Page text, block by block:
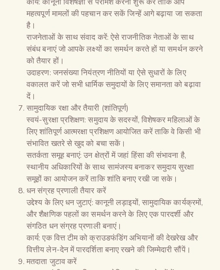
महत्वपूर्ण मामलों की पहचान कर सकें जिन्हें आगे बढ़ाया जा सकता
है।
राजनेताओं के साथ संवाद करें: ऐसे राजनीतिक नेताओं के साथ
संबंध बनाएं जो आपके लक्ष्यों का समर्थन करते हों या समर्थन करने
को तैयार हों।
उदाहरण: जनसंख्या नियंत्रण नीतियों या ऐसे सुधारों के लिए
वकालत करें जो सभी धार्मिक समुदायों के लिए समानता को बढ़ावा
दें।
सामुदायिक रक्षा और तैयारी (शांतिपूर्ण)
स्वयं-सुरक्षा प्रशिक्षण: समुदाय के सदस्यों, विशेषकर महिलाओं के
लिए शांतिपूर्ण आत्मरक्षा प्रशिक्षण आयोजित करें ताकि वे किसी भी
संभावित खतरे से खुद को बचा सकें।
सतर्कता समूह बनाएं: उन क्षेत्रों में जहां हिंसा की संभावना है,
स्थानीय अधिकारियों के साथ सामंजस्य बनाकर समुदाय सुरक्षा
समूहों का आयोजन करें ताकि शांति बनाए रखी जा सके।
धन संग्रह प्रणाली तैयार करें
उद्देश्य के लिए धन जुटाएं: कानूनी लड़ाइयों, सामुदायिक कार्यक्रमों,
और शैक्षणिक पहलों का समर्थन करने के लिए एक पारदर्शी और
संगठित धन संग्रह प्रणाली बनाएं।
कार्य: एक वित्त टीम को क्राउडफंडिंग अभियानों की देखरेख और
वित्तीय लेन-देन में पारदर्शिता बनाए रखने की जिम्मेदारी सौंपें।
मतदाता जुटाव करें